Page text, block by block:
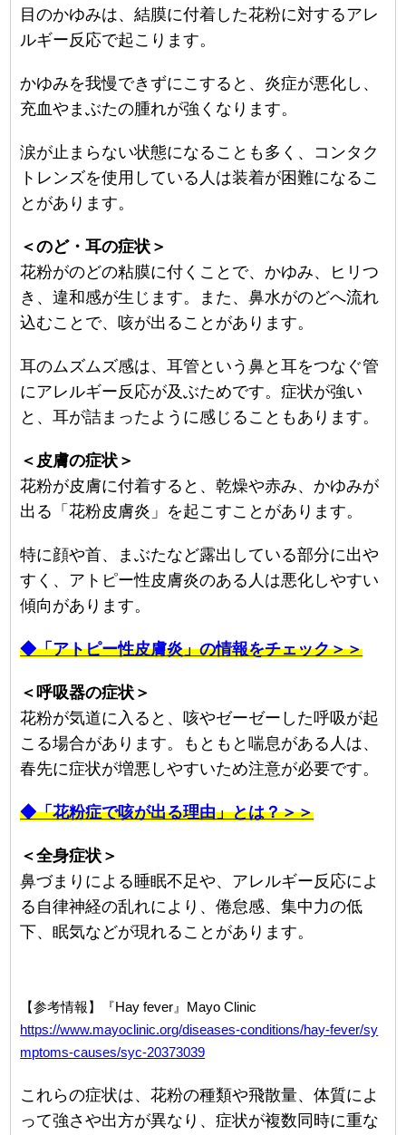
目のかゆみは、結膜に付着した花粉に対するアレ
ルギー反応で起こります。
かゆみを我慢できずにこすると、炎症が悪化し、
充血やまぶたの腫れが強くなります。
涙が止まらない状態になることも多く、コンタク
トレンズを使用している人は装着が困難になるこ
とがあります。
＜のど・耳の症状＞
花粉がのどの粘膜に付くことで、かゆみ、ヒリつ
き、違和感が生じます。また、鼻水がのどへ流れ
込むことで、咳が出ることがあります。
耳のムズムズ感は、耳管という鼻と耳をつなぐ管
にアレルギー反応が及ぶためです。症状が強い
と、耳が詰まったように感じることもあります。
＜皮膚の症状＞
花粉が皮膚に付着すると、乾燥や赤み、かゆみが
出る「花粉皮膚炎」を起こすことがあります。
特に顔や首、まぶたなど露出している部分に出や
すく、アトピー性皮膚炎のある人は悪化しやすい
傾向があります。
◆「アトピー性皮膚炎」の情報をチェック＞＞
＜呼吸器の症状＞
花粉が気道に入ると、咳やゼーゼーした呼吸が起
こる場合があります。もともと喘息がある人は、
春先に症状が増悪しやすいため注意が必要です。
◆「花粉症で咳が出る理由」とは？＞＞
＜全身症状＞
鼻づまりによる睡眠不足や、アレルギー反応によ
る自律神経の乱れにより、倦怠感、集中力の低
下、眠気などが現れることがあります。
【参考情報】『Hay fever』Mayo Clinic
https://www.mayoclinic.org/diseases-conditions/hay-fever/sy
mptoms-causes/syc-20373039
これらの症状は、花粉の種類や飛散量、体質によ
って強さや出方が異なり、症状が複数同時に重な